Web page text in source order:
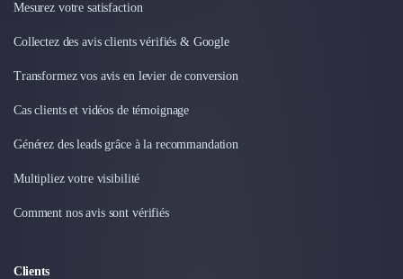
Mesurez votre satisfaction
Collectez des avis clients vérifiés & Google
Transformez vos avis en levier de conversion
Cas clients et vidéos de témoignage
Générez des leads grâce à la recommandation
Multipliez votre visibilité
Comment nos avis sont vérifiés
Clients